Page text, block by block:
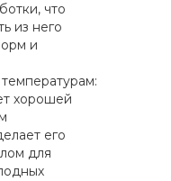
что
из него
и
хорошей
его
для